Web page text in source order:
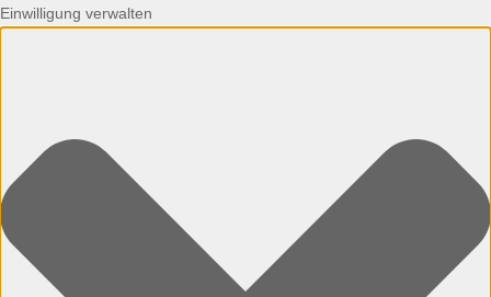
Einwilligung verwalten